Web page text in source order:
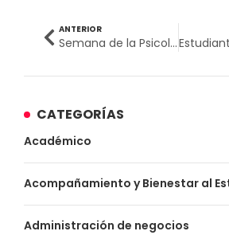
ANTERIOR
Semana de la Psicología Peruana en la UPSJB: formación, integración y compromiso con la salud mental
CATEGORÍAS
Académico
Acompañamiento y Bienestar al
Administración de negocios